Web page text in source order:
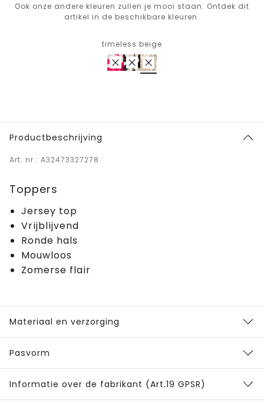
Ook onze andere kleuren zullen je mooi staan. Ontdek dit
artikel in de beschikbare kleuren.
timeless beige
Productbeschrijving
Art. nr.: A32473327278
Toppers
Jersey top
Vrijblijvend
Ronde hals
Mouwloos
Zomerse flair
Materiaal en verzorging
Pasvorm
Informatie over de fabrikant (Art.19 GPSR)